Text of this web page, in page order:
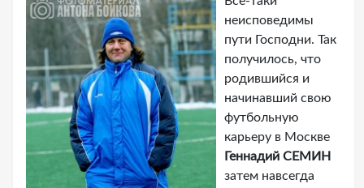
неисповедимы
пути Господни. Так
получилось, что
родившийся и
начинавший свою
футбольную
карьеру в Москве
Геннадий СЕМИН
затем навсегда